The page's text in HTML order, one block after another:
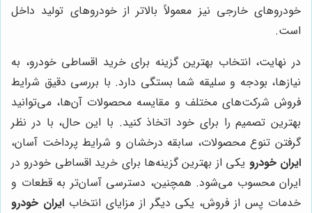
خودروهای خارجی نیز معمولاً بالاتر از خودروهای تولید داخل
است.
در نهایت، انتخاب بهترین گزینه برای خرید اقساطی خودرو، به
نیازها، بودجه و سلیقه شما بستگی دارد. با بررسی دقیق شرایط
فروش شرکت‌های مختلف و مقایسه محصولات آن‌ها، می‌توانید
بهترین تصمیم را برای خود اتخاذ کنید. با این حال، با در نظر
گرفتن تنوع محصولات، سابقه درخشان و شرایط پرداخت آسان،
ایران خودرو یکی از بهترین گزینه‌ها برای خرید اقساطی خودرو در
ایران محسوب می‌شود. همچنین، دسترسی آسان‌تر به قطعات و
خدمات پس از فروش، یکی دیگر از مزایای انتخابایران خودرو